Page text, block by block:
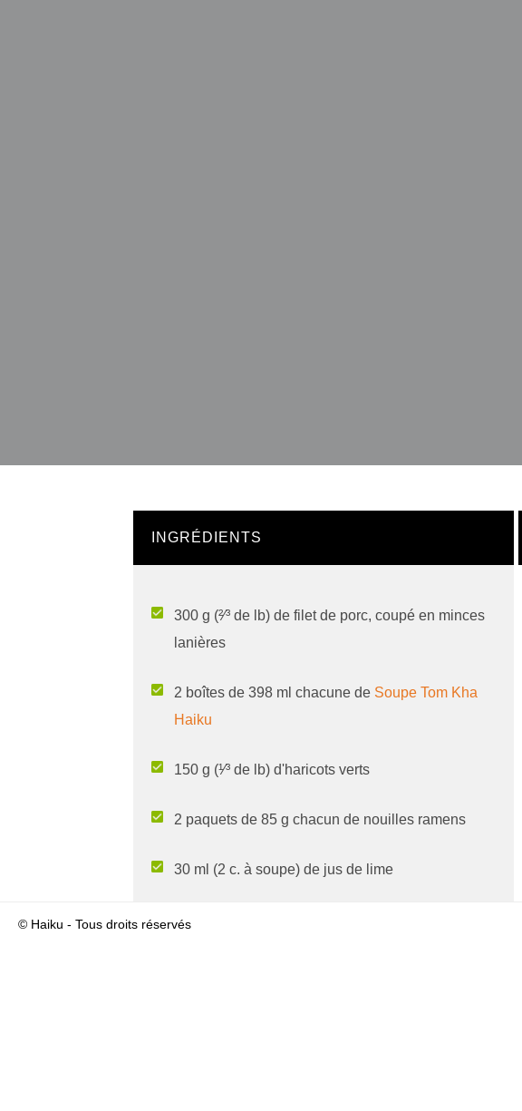
INGRÉDIENTS
300 g (²⁄³ de lb) de filet de porc, coupé en minces
lanières
2 boîtes de 398 ml chacune de Soupe Tom Kha
Haiku
150 g (¹⁄³ de lb) d'haricots verts
2 paquets de 85 g chacun de nouilles ramens
30 ml (2 c. à soupe) de jus de lime
1 carotte, coupée en juliennes
© Haiku - Tous droits réservés